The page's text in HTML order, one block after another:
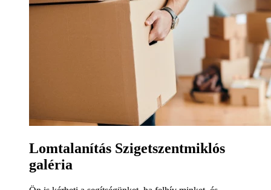
Lomtalanítás Szigetszentmiklós
galéria